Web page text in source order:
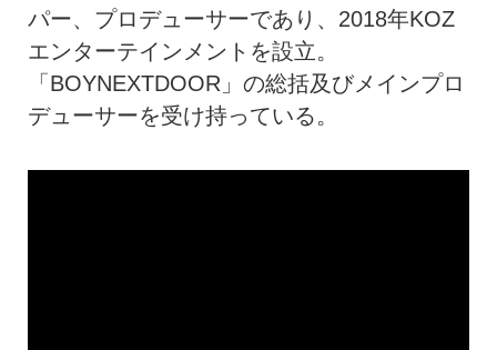
パー、プロデューサーであり、2018年KOZ
エンターテインメントを設立。
「BOYNEXTDOOR」の総括及びメインプロ
デューサーを受け持っている。